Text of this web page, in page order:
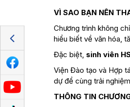
VÌ SAO BẠN NÊN
Chương trình không
hiểu biết về văn hóa,
Đặc biệt, sinh viên
Viện Đào tạo và Hợp
dự để cùng trải
THÔNG TIN